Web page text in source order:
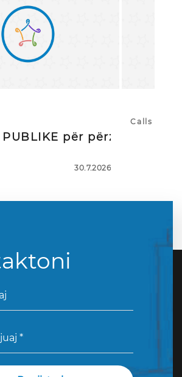
PUBLIKE për përzgjedhj
30.7.2026
Calls